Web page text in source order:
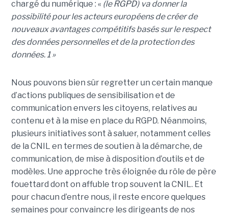
chargé du numérique : « (le RGPD) va donner la
possibilité pour les acteurs européens de créer de
nouveaux avantages compétitifs basés sur le respect
des données personnelles et de la protection des
données. 1 »
Nous pouvons bien sûr regretter un certain manque
d’actions publiques de sensibilisation et de
communication envers les citoyens, relatives au
contenu et à la mise en place du RGPD. Néanmoins,
plusieurs initiatives sont à saluer, notamment celles
de la CNIL en termes de soutien à la démarche, de
communication, de mise à disposition d’outils et de
modèles. Une approche très éloignée du rôle de père
fouettard dont on affuble trop souvent la CNIL. Et
pour chacun d’entre nous, il reste encore quelques
semaines pour convaincre les dirigeants de nos